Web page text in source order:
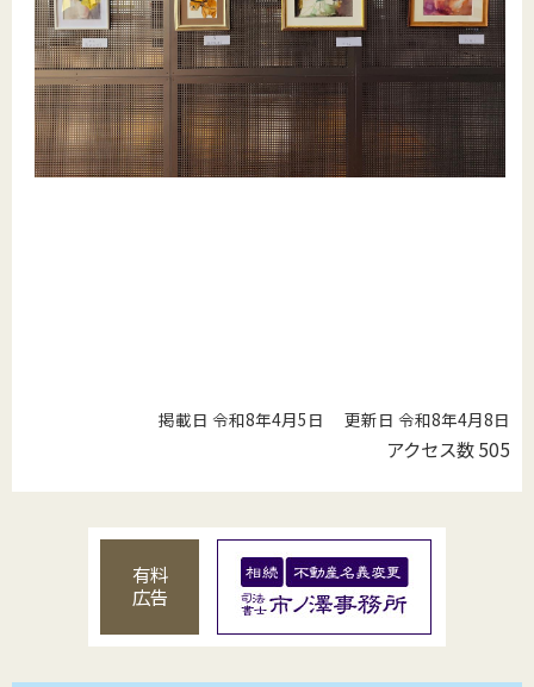
掲載日 令和8年4月5日 更新日 令和8年4月8日
アクセス数505
有料
広告